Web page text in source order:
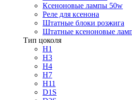
Ксеноновые лампы 50w
Реле для ксенона
Штатные блоки розжига
Штатные ксеноновые
Тип цоколя
H1
H3
H4
H7
H11
D1S